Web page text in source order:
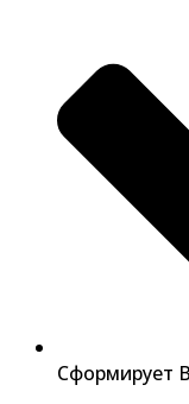
Сформирует